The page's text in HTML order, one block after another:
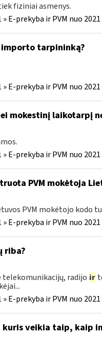
fiziniai asmenys.
» E-prekyba ir PVM nuo
tarpininką?
» E-prekyba ir PVM nuo
mokestinį laikotarpį
» E-prekyba ir PVM nuo
PVM mokėtoja
PVM mokėtojo kodo
» E-prekyba ir PVM nuo
riba?
radijo ir
» E-prekyba ir PVM nuo
kuris veikia taip,